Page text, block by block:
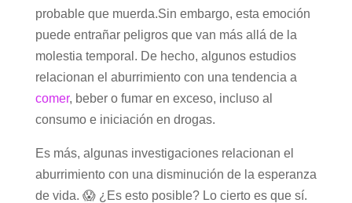
probable que muerda.Sin embargo, esta emoción
puede entrañar peligros que van más allá de la
molestia temporal. De hecho, algunos estudios
relacionan el aburrimiento con una tendencia a
comer, beber o fumar en exceso, incluso al
consumo e iniciación en drogas.
Es más, algunas investigaciones relacionan el
aburrimiento con una disminución de la esperanza
de vida. 😱 ¿Es esto posible? Lo cierto es que sí.